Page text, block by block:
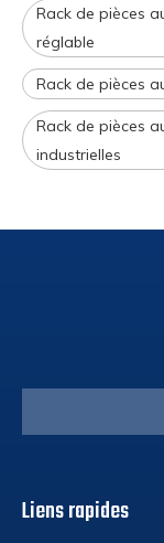
Rack de pièces
réglable
Rack de pièces
Rack de pièces
industrielles
Liens rapides